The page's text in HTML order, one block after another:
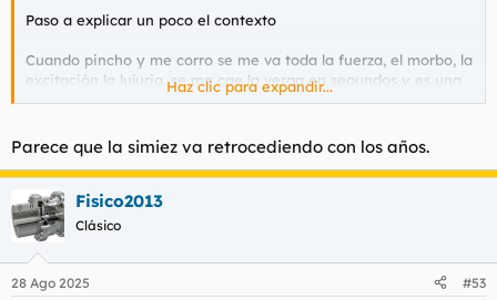
Paso a explicar un poco el contexto
Cuando pincho y me corro se me va toda la fuerza, el morbo, la
excitación la lujuria, se me cae la verga en segundos y es una
sensación tan fuerte que podría tener a Silvia Saint o un súper
pienso es en sexo
No sé si esto sea normal ya que soy relativamente joven +30
pero cuando tenía 14 años me podía correr 4 veces seguidas
SIN parar
Haz clic para expandir...
Parece que la simiez va retrocediendo con los años.
Fisico2013
Clásico
28 Ago 2025 #53